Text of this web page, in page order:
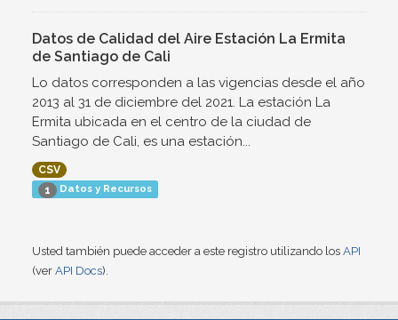
Datos de Calidad del Aire Estación La Ermita
de Santiago de Cali
Lo datos corresponden a las vigencias desde el año
2013 al 31 de diciembre del 2021. La estación La
Ermita ubicada en el centro de la ciudad de
Santiago de Cali, es una estación...
CSV
1 Datos y Recursos
Usted también puede acceder a este registro utilizando los API
(ver API Docs).